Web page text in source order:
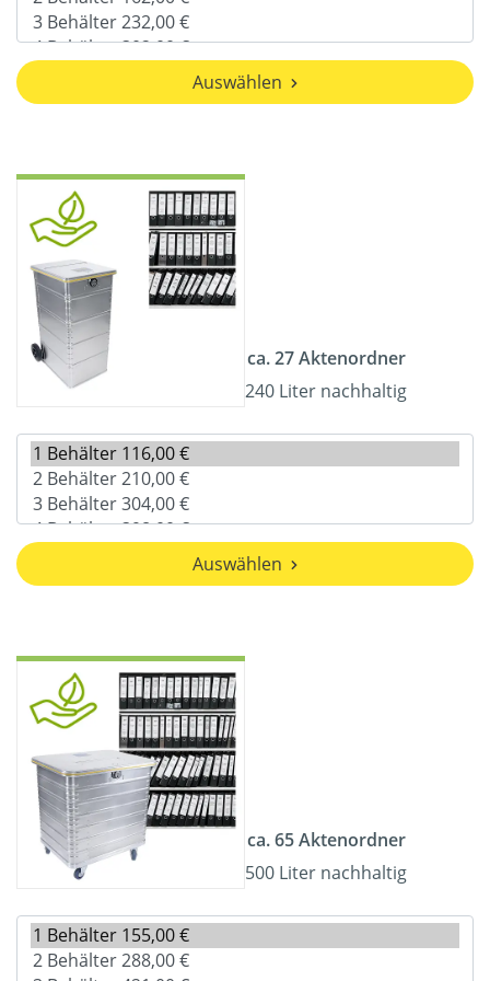
Auswählen
ca. 27 Aktenordner
240 Liter nachhaltig
Auswählen
ca. 65 Aktenordner
500 Liter nachhaltig